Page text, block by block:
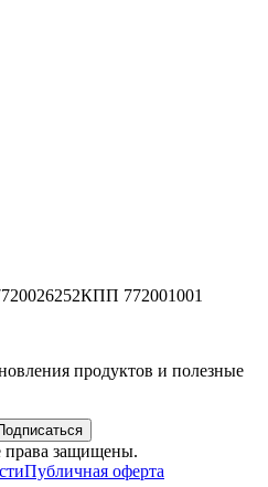
КПП 772001001
продуктов и полезные
права защищены.
Публичная оферта